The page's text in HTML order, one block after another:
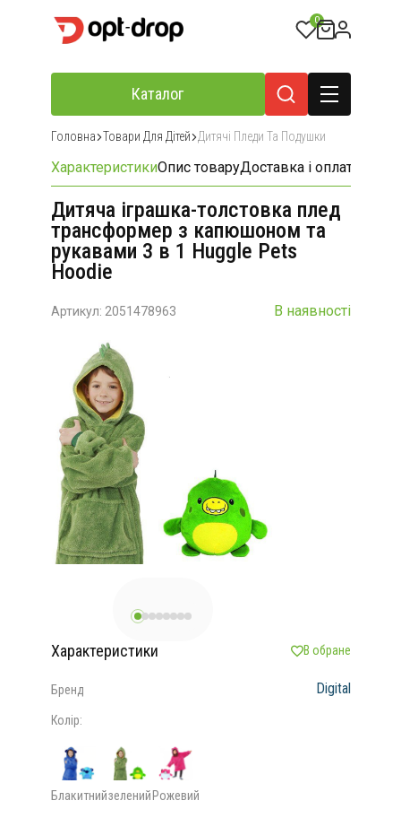
0
Каталог
Головна Товари Для Дітей Дитячі Пледи Та Подушки
ХарактеристикиОпис товаруДоставка і оплата
Дитяча іграшка-толстовка плед
трансформер з капюшоном та
рукавами 3 в 1 Huggle Pets
Hoodie
Артикул: 2051478963 В наявності
Характеристики В обране
Бренд Digital
Колір:
Блакитнийзелений Рожевий